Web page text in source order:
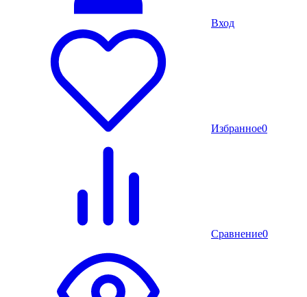
Вход
Избранное0
Сравнение0